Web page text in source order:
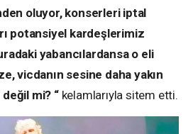
oluyor, konserleri iptal
potansiyel kardeşlerimiz
yabancılardansa o eli
vicdanın sesine daha yakın
mi? “kelamlarıyla sitem etti.